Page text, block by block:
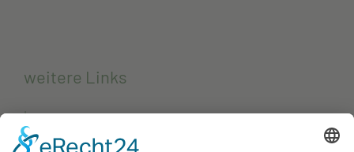
weitere Links
Impressum
Datenschutzerklärung